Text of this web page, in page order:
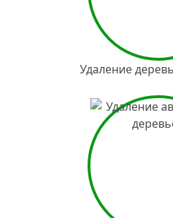
Удаление